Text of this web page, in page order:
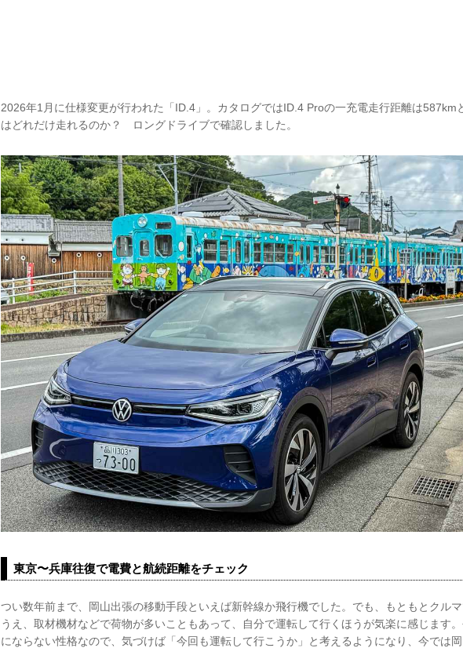
2026年1月に仕様変更が行われた「ID.4」。カタログではID.4 Proの一充電走行距離は587km
はどれだけ走れるのか？ ロングドライブで確認しました。
東京〜兵庫往復で電費と航続距離をチェック
つい数年前まで、岡山出張の移動手段といえば新幹線か飛行機でした。でも、もともとクル
うえ、取材機材などで荷物が多いこともあって、自分で運転して行くほうが気楽に感じます
にならない性格なので、気づけば「今回も運転して行こうか」と考えるようになり、今では